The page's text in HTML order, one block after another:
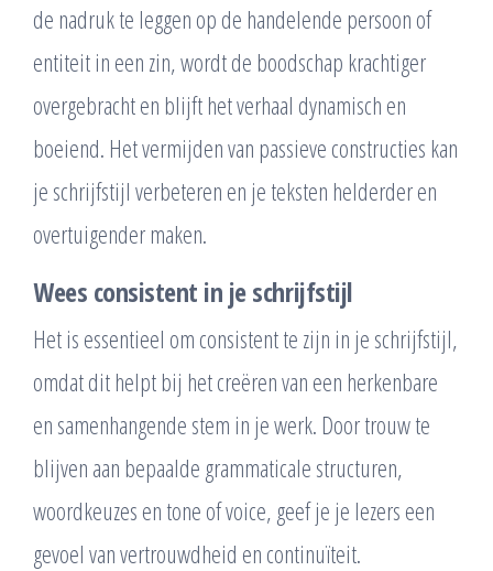
de nadruk te leggen op de handelende persoon of
entiteit in een zin, wordt de boodschap krachtiger
overgebracht en blijft het verhaal dynamisch en
boeiend. Het vermijden van passieve constructies kan
je schrijfstijl verbeteren en je teksten helderder en
overtuigender maken.
Wees consistent in je schrijfstijl
Het is essentieel om consistent te zijn in je schrijfstijl,
omdat dit helpt bij het creëren van een herkenbare
en samenhangende stem in je werk. Door trouw te
blijven aan bepaalde grammaticale structuren,
woordkeuzes en tone of voice, geef je je lezers een
gevoel van vertrouwdheid en continuïteit.